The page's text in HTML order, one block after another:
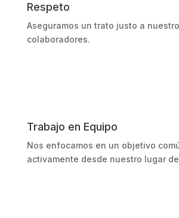
Respeto
Aseguramos un trato justo a
colaboradores.
Trabajo en Equipo
Nos enfocamos en un objetivo
activamente desde nuestro lugar